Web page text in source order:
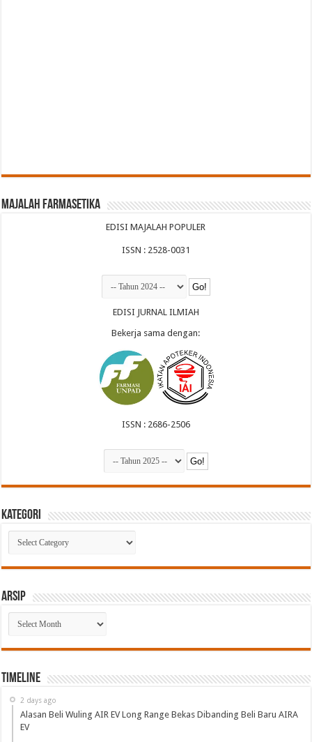
Majalah Farmasetika
EDISI MAJALAH POPULER
ISSN : 2528-0031
EDISI JURNAL ILMIAH
Bekerja sama dengan:
ISSN : 2686-2506
Kategori
Kategori
Arsip
Arsip
Timeline
2 days ago
Alasan Beli Wuling AIR EV Long Range Bekas Dibanding Beli Baru AIRA
EV